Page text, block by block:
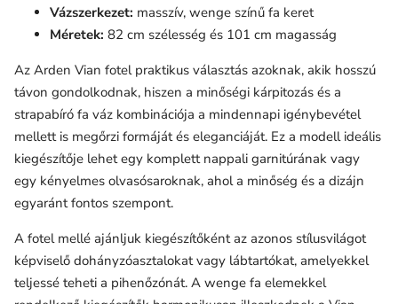
Vázszerkezet: masszív, wenge színű fa keret
Méretek: 82 cm szélesség és 101 cm magasság
Az Arden Vian fotel praktikus választás azoknak, akik hosszú
távon gondolkodnak, hiszen a minőségi kárpitozás és a
strapabíró fa váz kombinációja a mindennapi igénybevétel
mellett is megőrzi formáját és eleganciáját. Ez a modell ideális
kiegészítője lehet egy komplett nappali garnitúrának vagy
egy kényelmes olvasósaroknak, ahol a minőség és a dizájn
egyaránt fontos szempont.
A fotel mellé ajánljuk kiegészítőként az azonos stílusvilágot
képviselő dohányzóasztalokat vagy lábtartókat, amelyekkel
teljessé teheti a pihenőzónát. A wenge fa elemekkel